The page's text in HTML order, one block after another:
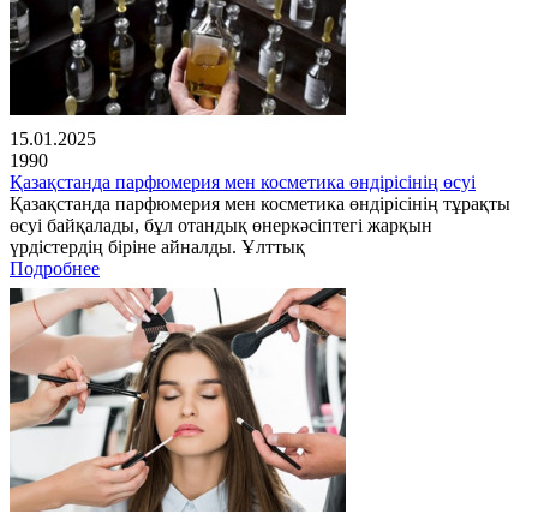
15.01.2025
1990
Қазақстанда парфюмерия мен косметика өндірісінің өсуі
Қазақстанда парфюмерия мен косметика өндірісінің тұрақты
өсуі байқалады, бұл отандық өнеркәсіптегі жарқын
үрдістердің біріне айналды. Ұлттық
Подробнее